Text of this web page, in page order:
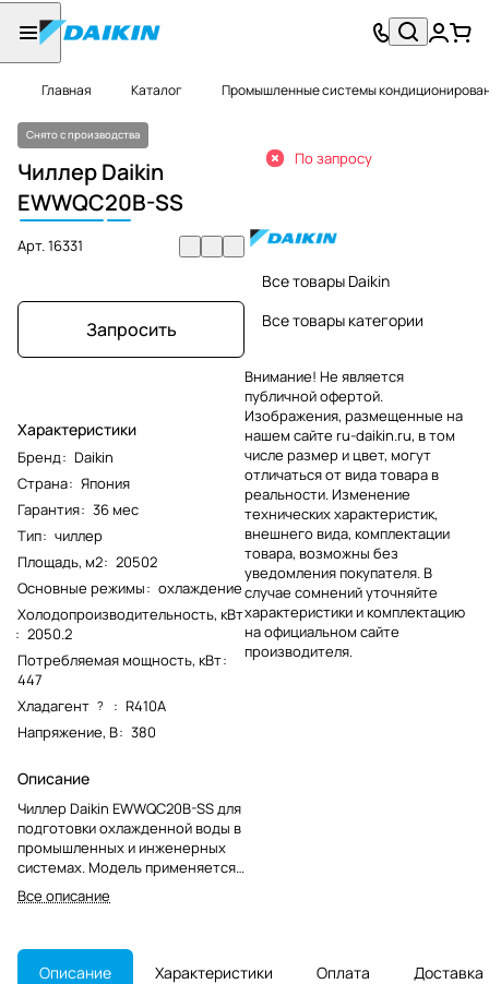
Главная Каталог Промышленные системы
Снято с производства
Чиллер Daikin
EWWQC20B-SS
Арт.16331
Запросить
Характеристики
Бренд: Daikin
Страна: Япония
Гарантия: 36 мес
Тип: чиллер
Площадь, м2: 20502
Основные режимы: охлаждение
Холодопроизводительность, кВт
: 2050.2
Потребляемая мощность, кВт:
447
Хладагент ? : R410A
Напряжение, В: 380
Описание
Чиллер Daikin EWWQC20B-SS для
подготовки охлажденной воды в
промышленных и инженерных
системах. Модель применяется
в центральных контурах
холодоснабжения и снята с
Все описание
По запросу
Все товары Daikin
Все товары категории
Внимание! Не является
публичной офертой.
Изображения, размещенные на
нашем сайте ru-daikin.ru, в том
числе размер и цвет, могут
отличаться от вида товара в
реальности. Изменение
технических характеристик,
внешнего вида, комплектации
товара, возможны без
уведомления покупателя. В
случае сомнений уточняйте
характеристики и комплектацию
на официальном сайте
производителя.
Описание Характеристики Оплата Доставка